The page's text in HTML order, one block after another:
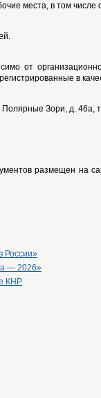
места, в том числе
от
в
Полярные Зори, д.
размещен на
России»
— 2026»
КНР